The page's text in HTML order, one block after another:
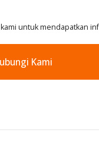
untuk mendapatkan
Kami